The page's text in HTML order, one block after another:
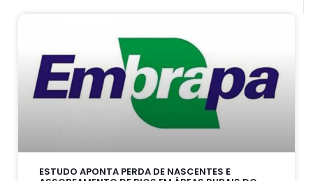
ESTUDO APONTA PERDA DE NASCENTES E